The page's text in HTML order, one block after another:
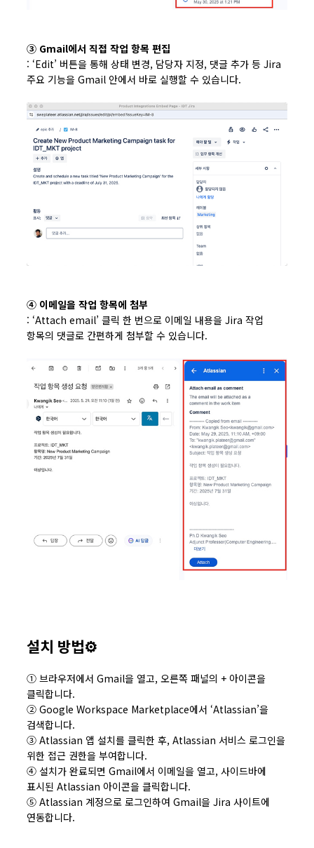
③ Gmail에서 직접 작업 항목 편집
: ‘Edit’ 버튼을 통해 상태 변경, 담당자 지정, 댓글 추가 등 Jira
주요 기능을 Gmail 안에서 바로 실행할 수 있습니다.
④ 이메일을 작업 항목에 첨부
: ‘Attach email’ 클릭 한 번으로 이메일 내용을 Jira 작업
항목의 댓글로 간편하게 첨부할 수 있습니다.
설치 방법⚙️
① 브라우저에서 Gmail을 열고, 오른쪽 패널의 + 아이콘을
클릭합니다.
② Google Workspace Marketplace에서 ‘Atlassian’을
검색합니다.
③ Atlassian 앱 설치를 클릭한 후, Atlassian 서비스 로그인을
위한 접근 권한을 부여합니다.
④ 설치가 완료되면 Gmail에서 이메일을 열고, 사이드바에
표시된 Atlassian 아이콘을 클릭합니다.
⑤ Atlassian 계정으로 로그인하여 Gmail을 Jira 사이트에
연동합니다.